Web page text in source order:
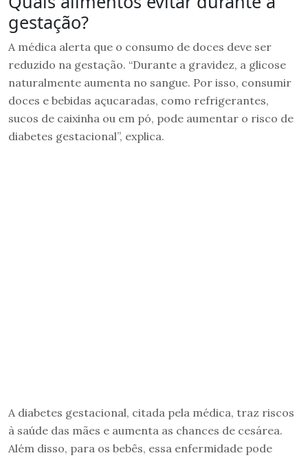
gestação?
A médica alerta que o consumo de doces deve ser
reduzido na gestação. “Durante a gravidez, a glicose
naturalmente aumenta no sangue. Por isso, consumir
doces e bebidas açucaradas, como refrigerantes,
sucos de caixinha ou em pó, pode aumentar o risco de
diabetes gestacional”, explica.
A diabetes gestacional, citada pela médica, traz riscos
à saúde das mães e aumenta as chances de cesárea.
Além disso, para os bebês, essa enfermidade pode